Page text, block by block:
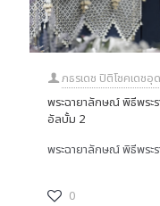
ภธรเดช ปิติโชคเดชอุ
พระฉายาลักษณ์ พิธีพระ
อัลบั้ม 2
พระฉายาลักษณ์ พิธีพระร
0